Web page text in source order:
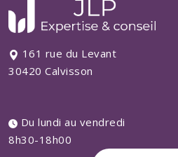
161 rue du Levant
30420 Calvisson
Du lundi au vendredi
8h30-18h00